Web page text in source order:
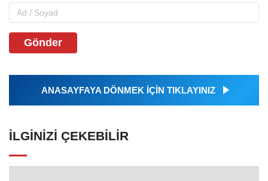
Gönder
ANASAYFAYA DÖNMEK İÇİN TIKLAYINIZ
İLGINIZI ÇEKEBILIR